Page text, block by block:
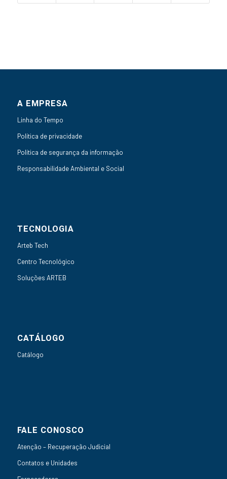
A EMPRESA
Linha do Tempo
Política de privacidade
Política de segurança da informação
Responsabilidade Ambiental e Social
TECNOLOGIA
Arteb Tech
Centro Tecnológico
Soluções ARTEB
CATÁLOGO
Catálogo
FALE CONOSCO
Atenção – Recuperação Judicial
Contatos e Unidades